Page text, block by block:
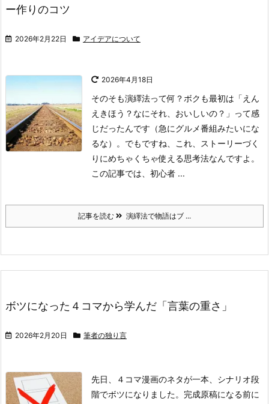
ー作りのコツ
2026年2月22日 アイデアについて
2026年4月18日
そのそも演繹法って何？ ボクも最初は「えん
えきほう？なにそれ、おいしいの？」って感
じだったんです（急にグルメ番組みたいにな
るな）。でもですね、これ、ストーリーづく
りにめちゃくちゃ使える思考法なんですよ。
この記事では、初心者 ...
記事を読む 演繹法で物語はブ ...
ボツになった４コマから学んだ「言葉の重さ」
2026年2月20日 筆者の独り言
先日、４コマ漫画のネタが一本、シナリオ段
階でボツになりました。 完成原稿になる前に